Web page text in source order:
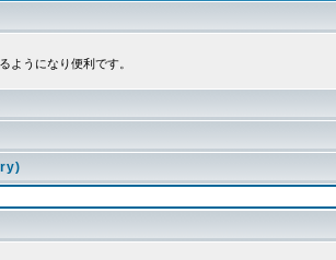
ようになり便利です。